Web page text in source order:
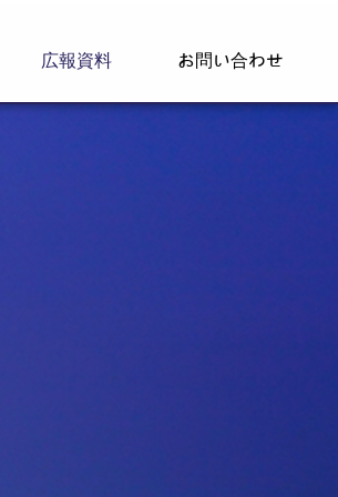
広報資料 お問い合わせ